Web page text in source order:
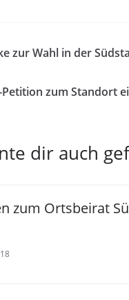
zur Wahl in der
zum Standort
dir auch
zum Ortsbeirat